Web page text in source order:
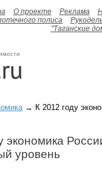
О проекте Реклама
полиса
"Таганские
→ К 2012 году
экономика
уровень